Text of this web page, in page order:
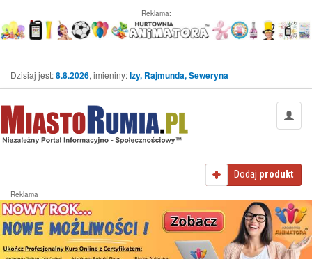
Reklama:
Dzisiaj jest:8.8.2026, imieniny:Izy, Rajmunda, Seweryna
Dodaj produkt
Reklama